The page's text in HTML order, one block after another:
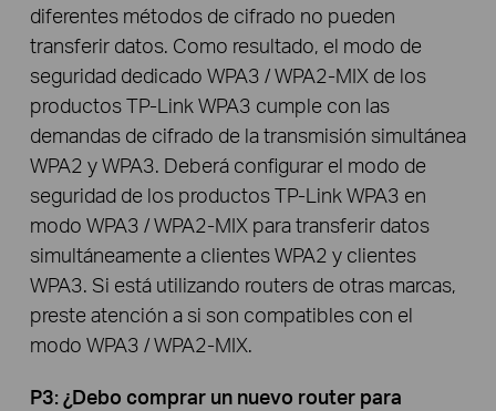
diferentes métodos de cifrado no pueden
transferir datos. Como resultado, el modo de
seguridad dedicado WPA3 / WPA2-MIX de los
productos TP-Link WPA3 cumple con las
demandas de cifrado de la transmisión simultánea
WPA2 y WPA3. Deberá configurar el modo de
seguridad de los productos TP-Link WPA3 en
modo WPA3 / WPA2-MIX para transferir datos
simultáneamente a clientes WPA2 y clientes
WPA3. Si está utilizando routers de otras marcas,
preste atención a si son compatibles con el
modo WPA3 / WPA2-MIX.
P3: ¿Debo comprar un nuevo router para